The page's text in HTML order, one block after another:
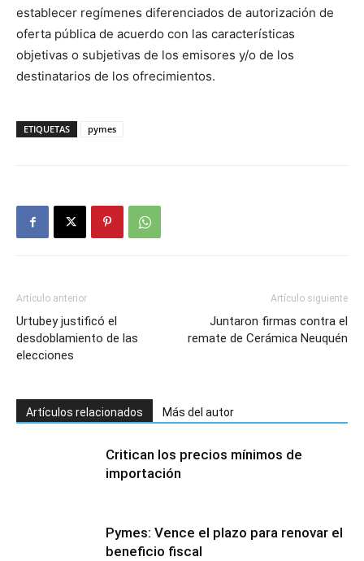
establecer regímenes diferenciados de autorización de
oferta pública de acuerdo con las características
objetivas o subjetivas de los emisores y/o de los
destinatarios de los ofrecimientos.
ETIQUETAS pymes
Artículo anterior
Urtubey justificó el
desdoblamiento de las
elecciones
Artículo siguiente
Juntaron firmas contra el
remate de Cerámica Neuquén
Artículos relacionados Más del autor
Critican los precios mínimos de
importación
Pymes: Vence el plazo para renovar el
beneficio fiscal